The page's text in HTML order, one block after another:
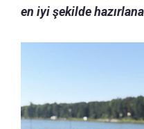
en iyi şekilde